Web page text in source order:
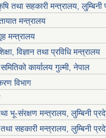
तथा सहकारी मन्त्रालय, लु्म्बिनी
मन्त्रालय
मन्त्रालय
विज्ञान तथा प्रविधि मन्त्रालय
कार्यालय गुल्मी, नेपाल
विभाग
भू-संरक्षण मन्त्रालय, लुम्बिनी
सहकारी मन्त्रालय, लुम्बिनी